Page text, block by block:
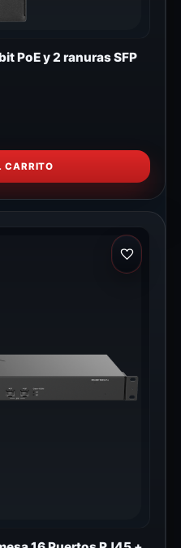
PoE y 2 ranuras SFP
CARRITO